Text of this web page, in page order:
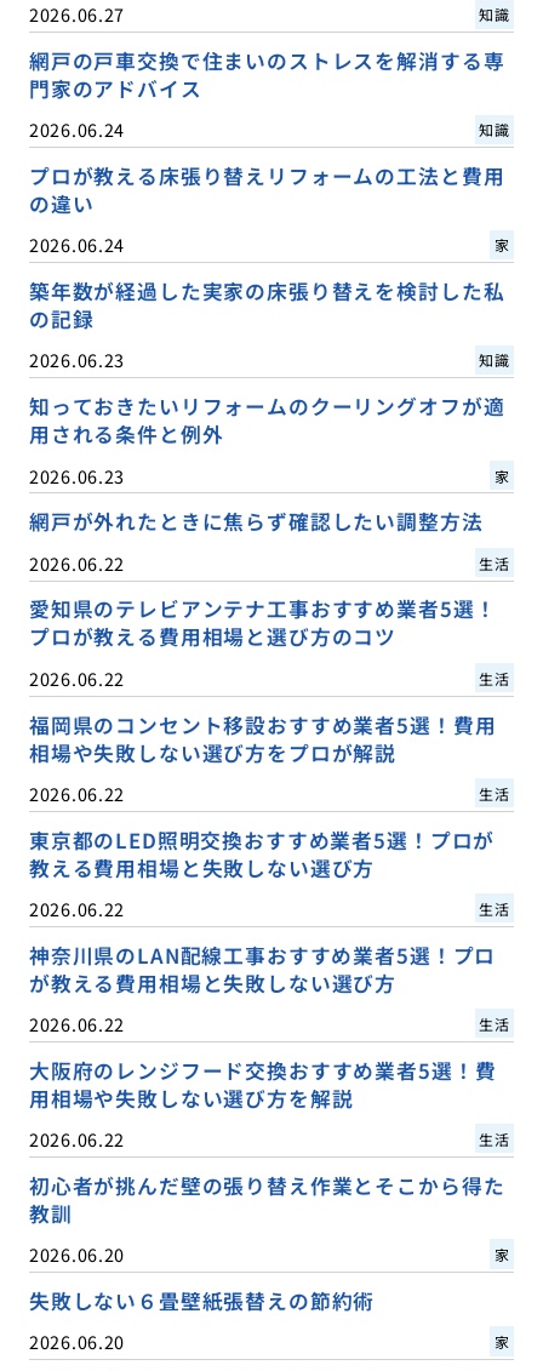
2026.06.27 知識
網戸の戸車交換で住まいのストレスを解消する専
門家のアドバイス
2026.06.24 知識
プロが教える床張り替えリフォームの工法と費用
の違い
2026.06.24 家
築年数が経過した実家の床張り替えを検討した私
の記録
2026.06.23 知識
知っておきたいリフォームのクーリングオフが適
用される条件と例外
2026.06.23 家
網戸が外れたときに焦らず確認したい調整方法
2026.06.22 生活
愛知県のテレビアンテナ工事おすすめ業者5選！
プロが教える費用相場と選び方のコツ
2026.06.22 生活
福岡県のコンセント移設おすすめ業者5選！費用
相場や失敗しない選び方をプロが解説
2026.06.22 生活
東京都のLED照明交換おすすめ業者5選！プロが
教える費用相場と失敗しない選び方
2026.06.22 生活
神奈川県のLAN配線工事おすすめ業者5選！プロ
が教える費用相場と失敗しない選び方
2026.06.22 生活
大阪府のレンジフード交換おすすめ業者5選！費
用相場や失敗しない選び方を解説
2026.06.22 生活
初心者が挑んだ壁の張り替え作業とそこから得た
教訓
2026.06.20 家
失敗しない６畳壁紙張替えの節約術
2026.06.20 家